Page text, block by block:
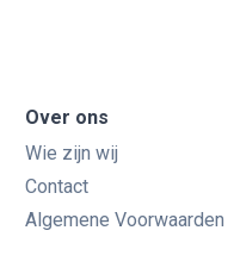
Over ons
Wie zijn wij
Contact
Algemene Voorwaarden